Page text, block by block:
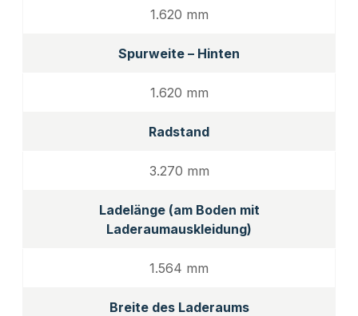
1.620 mm
Spurweite – Hinten
1.620 mm
Radstand
3.270 mm
Ladelänge (am Boden mit
Laderaumauskleidung)
1.564 mm
Breite des Laderaums